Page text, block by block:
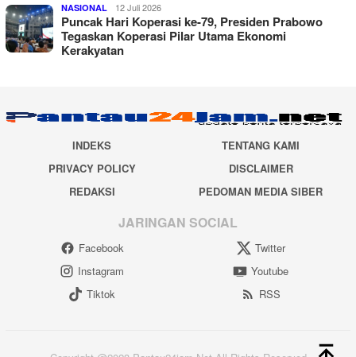
NASIONAL 12 Juli 2026
Puncak Hari Koperasi ke-79, Presiden Prabowo
Tegaskan Koperasi Pilar Utama Ekonomi
Kerakyatan
INDEKS
TENTANG KAMI
PRIVACY POLICY
DISCLAIMER
REDAKSI
PEDOMAN MEDIA SIBER
JARINGAN SOCIAL
Facebook
Twitter
Instagram
Youtube
Tiktok
RSS